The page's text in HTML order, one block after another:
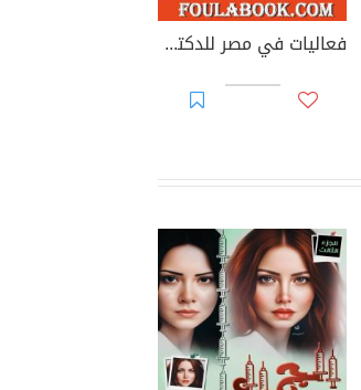
فعاليات في مصر للدكتور محمد فتحي عبد العال - الجزء الثالث